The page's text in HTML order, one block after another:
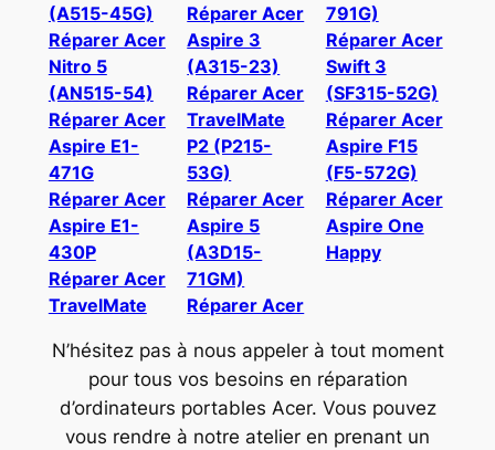
(A515-45G)
Réparer Acer
Nitro 5
(AN515-54)
Réparer Acer
Aspire E1-
471G
Réparer Acer
Aspire E1-
430P
Réparer Acer
TravelMate
Réparer Acer
Aspire 3
(A315-23)
Réparer Acer
TravelMate
P2 (P215-
53G)
Réparer Acer
Aspire 5
(A3D15-
71GM)
Réparer Acer
791G)
Réparer Acer
Swift 3
(SF315-52G)
Réparer Acer
Aspire F15
(F5-572G)
Réparer Acer
Aspire One
Happy
N’hésitez pas à nous appeler à tout moment
pour tous vos besoins en réparation
d’ordinateurs portables Acer. Vous pouvez
vous rendre à notre atelier en prenant un